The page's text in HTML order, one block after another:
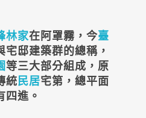
林家在阿罩霧，今臺
宅邸建築群的總稱，
等三大部分組成，原
統民居宅第，總平面
進。